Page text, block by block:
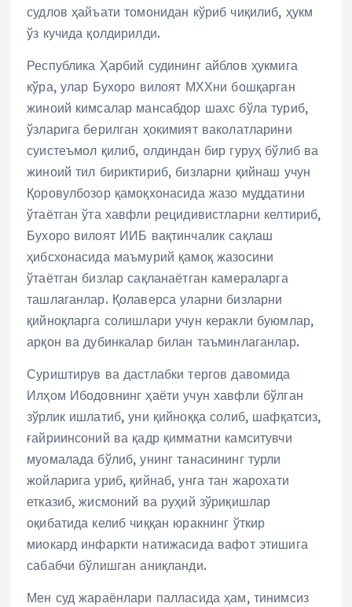
судлов ҳайъати томонидан кўриб чиқилиб, ҳукм
ўз кучида қолдирилди.
Республика Ҳарбий судининг айблов ҳукмига
кўра, улар Бухоро вилоят МХХни бошқарган
жиноий кимсалар мансабдор шахс бўла туриб,
ўзларига берилган ҳокимият ваколатларини
суистеъмол қилиб, олдиндан бир гуруҳ бўлиб ва
жиноий тил бириктириб, бизларни қийнаш учун
Қоровулбозор қамоқхонасида жазо муддатини
ўтаётган ўта хавфли рецидивистларни келтириб,
Бухоро вилоят ИИБ вақтинчалик сақлаш
ҳибсхонасида маъмурий қамоқ жазосини
ўтаётган бизлар сақланаётган камераларга
ташлаганлар. Қолаверса уларни бизларни
қийноқларга солишлари учун керакли буюмлар,
арқон ва дубинкалар билан таъминлаганлар.
Суриштирув ва дастлабки тергов давомида
Илҳом Ибодовнинг ҳаёти учун хавфли бўлган
зўрлик ишлатиб, уни қийноққа солиб, шафқатсиз,
ғайриинсоний ва қадр қимматни камситувчи
муомалада бўлиб, унинг танасининг турли
жойларига уриб, қийнаб, унга тан жарохати
етказиб, жисмоний ва руҳий зўриқишлар
оқибатида келиб чиққан юракнинг ўткир
миокард инфаркти натижасида вафот этишига
сабабчи бўлишган аниқланди.
Мен суд жараёнлари палласида ҳам, тинимсиз